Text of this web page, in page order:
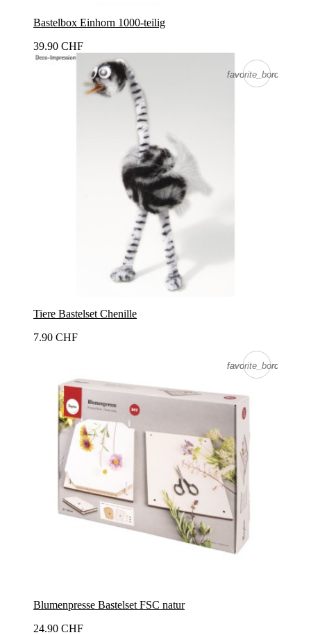
Bastelbox Einhorn 1000-teilig
39.90 CHF
favorite_border
favorite_border
Tiere Bastelset Chenille
7.90 CHF
favorite_border
favorite_border
Blumenpresse Bastelset FSC natur
24.90 CHF